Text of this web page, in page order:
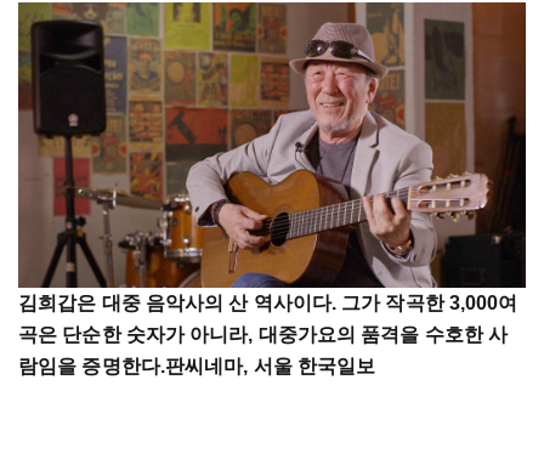
김희갑은 대중 음악사의 산 역사이다. 그가 작곡한3,000여
곡은 단순한 숫자가 아니라, 대중가요의 품격을 수호한 사
람임을 증명한다.판씨네마, 서울 한국일보